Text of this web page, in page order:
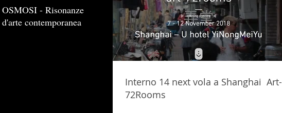
Interno 14 next vola a Shanghai Art-
72Rooms
OSMOSI - Risonanze
d'arte contemporanea